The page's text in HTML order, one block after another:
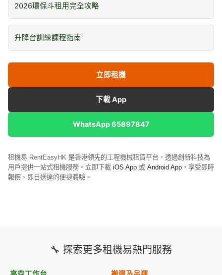
2026環保斗租用完全攻略
升降台訓練課程指南
立即租機
下載 App
WhatsApp 65897847
租機易 RentEasyHK 是香港領先的工程機械租賃平台，透過創新科技為
用戶提供一站式租機服務。立即下載 iOS App 或 Android App ，享受即時
報價、即日送達的便捷體驗。
🔧 探索更多租機易熱門服務